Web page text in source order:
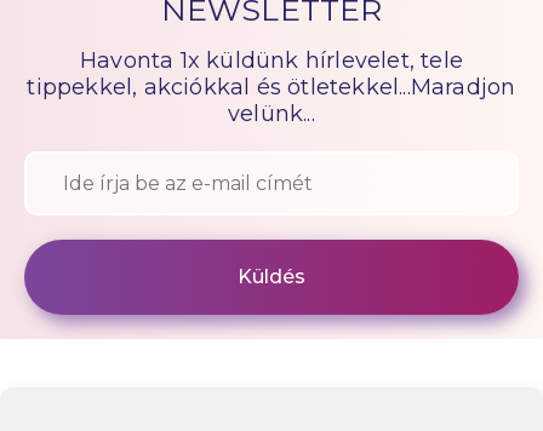
NEWSLETTER
Havonta 1x küldünk hírlevelet, tele
tippekkel, akciókkal és ötletekkel...Maradjon
velünk...